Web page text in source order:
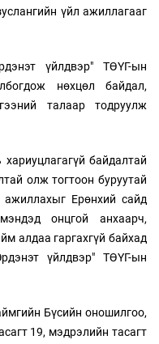
үйл ажиллагааг
үйлдвэр" ТӨҮГ-ын
нөхцөл байдал,
талаар тодруулж
байдалтай
олж тогтоон буруутай
ажиллахыг Ерөнхий сайд
онцгой анхаарч,
алдаа гаргахгүй байхад
үйлдвэр" ТӨҮГ-ын
Бүсийн оношилгоо,
19, мэдрэлийн тасагт